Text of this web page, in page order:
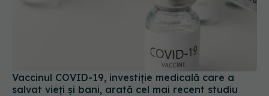
Vaccinul COVID-19, investiție medicală care a
salvat vieți și bani, arată cel mai recent studiu